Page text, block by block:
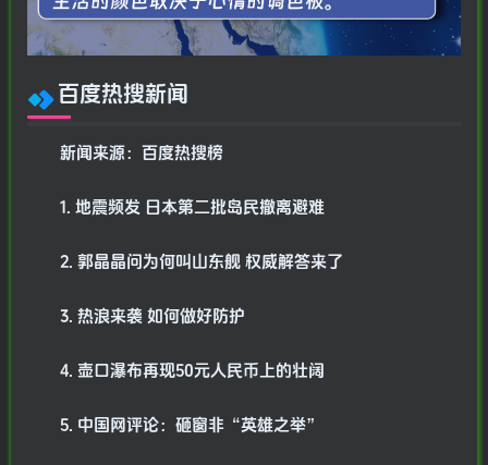
百度热搜新闻
新闻来源：百度热搜榜
1. 地震频发 日本第二批岛民撤离避难
2. 郭晶晶问为何叫山东舰 权威解答来了
3. 热浪来袭 如何做好防护
4. 壶口瀑布再现50元人民币上的壮阔
5. 中国网评论：砸窗非“英雄之举”